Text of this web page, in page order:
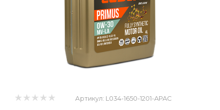
Артикул: L034-1650-1201-APAC